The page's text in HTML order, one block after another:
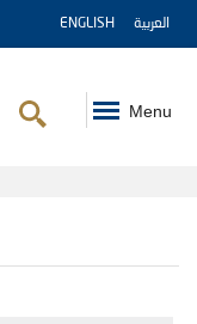
ENGLISH العربية
Menu